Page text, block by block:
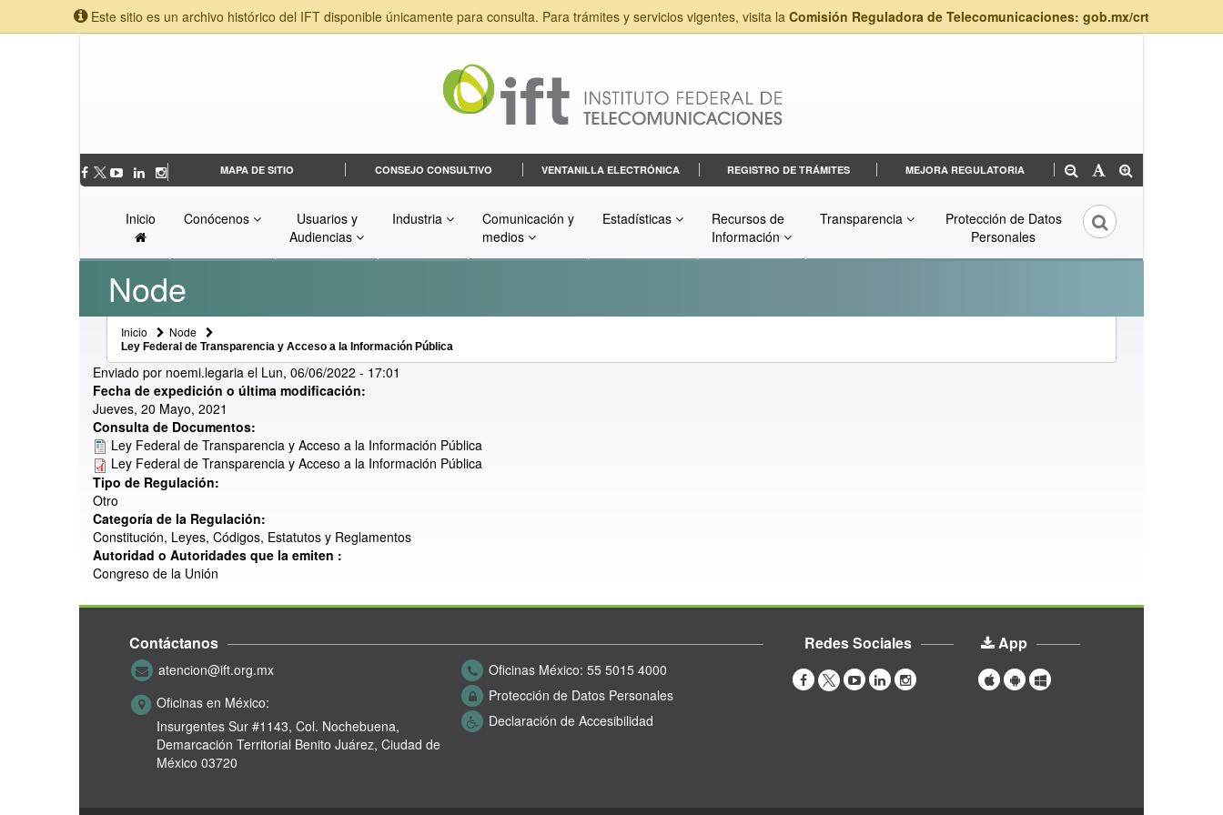
Este sitio es un archivo histórico del IFT disponible únicamente para consulta. Para trámites y servicios vigentes, visita la Comisión Reguladora de Telecomunicaciones: gob.mx/crt
MAPA DE SITIO CONSEJO CONSULTIVO VENTANILLA ELECTRÓNICA REGISTRO DE TRÁMITES MEJORA REGULATORIA
Inicio Conócenos
Usuarios y
Audiencias
Industria
Comunicación y
medios
Estadísticas
Recursos de
Información
Transparencia
Protección de Datos
Personales
Node
Inicio Node
Ley Federal de Transparencia y Acceso a la Información Pública
Enviado por noemi.legaria el Lun, 06/06/2022 - 17:01
Fecha de expedición o última modificación:
Jueves, 20 Mayo, 2021
Consulta de Documentos:
Ley Federal de Transparencia y Acceso a la Información Pública
Ley Federal de Transparencia y Acceso a la Información Pública
Tipo de Regulación:
Otro
Categoría de la Regulación:
Constitución, Leyes, Códigos, Estatutos y Reglamentos
Autoridad o Autoridades que la emiten :
Congreso de la Unión
Contáctanos
atencion@ift.org.mx
Oficinas en México:
Insurgentes Sur #1143, Col. Nochebuena,
Demarcación Territorial Benito Juárez, Ciudad de
México 03720
Oficinas México: 55 5015 4000
Protección de Datos Personales
Declaración de Accesibilidad
Redes Sociales App